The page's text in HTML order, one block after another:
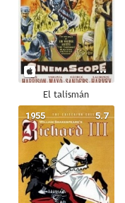
El talismán
5.7
1955